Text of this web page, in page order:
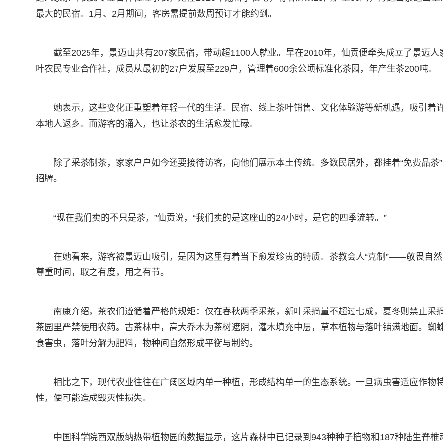
最大的民宿。1月、2月期间，客房需提前数周预订才能约到。
截至2025年，景迈山共有207家民宿，带动超1100人就业。早在2010年，仙贡便牵头成立了景迈人
叶农民专业合作社，成员从最初的27户发展至229户，管理着600余公顷标准化茶园，年产生茶200吨。
她表示，这些变化正重塑着年轻一代的生活。民宿、线上茶叶销售、文化体验游等新机遇，吸引着
本地人返乡。而游客的涌入，也让茶农的生活愈发忙碌。
除了采茶制茶，家家户户如今还要接待访客，向他们展示本土传统。多数民居外，都挂着“免费品茶
招牌。
“现在我们卖的不只是茶，”仙贡说，“我们卖的是这座山的24小时，是它的四季流转。”
在她看来，游客被景迈山吸引，是因为这里有着当下愈发珍贵的特质。茶教会人“克制”——敬畏自然
尊重时间，取之有度，用之有节。
南康介绍，茶农们遵循着严格的规矩：仅在春秋两季采茶，新叶采摘量不超过七成，夏冬则禁止采摘
茶园里严禁使用农药。古茶林中，高大乔木为茶树遮阴，灌木填充中层，草本植物与落叶铺满地面。蜘
食害虫，落叶分解为肥料，物种间自然形成平衡与制约。
相比之下，现代农业往往在广阔区域内单一种植，形成结构单一的生态系统。一旦病虫害适应作物
性，便可能造成毁灭性损失。
中国科学院西双版纳热带植物园的数据显示，这片森林中已记录到943种种子植物和187种陆生脊椎